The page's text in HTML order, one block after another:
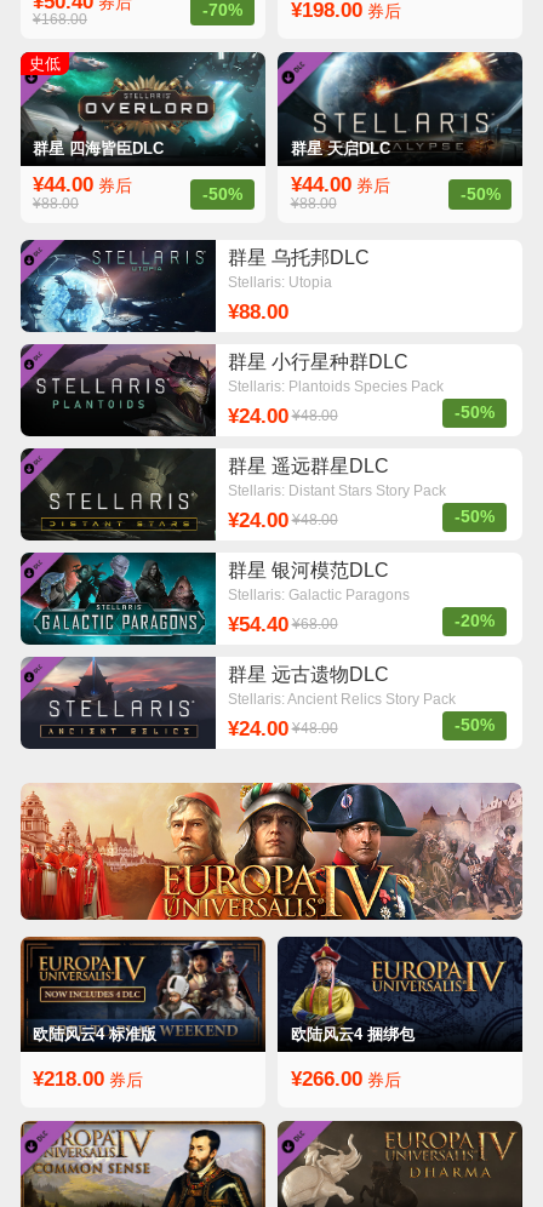
¥168.00 -70% ¥198.00券后
史低
群星 四海皆臣DLC
¥44.00券后
¥88.00 -50%
群星 天启DLC
¥44.00券后
¥88.00 -50%
群星 乌托邦DLC
Stellaris: Utopia
¥88.00
群星 小行星种群DLC
Stellaris: Plantoids Species Pack
¥24.00 ¥48.00 -50%
群星 遥远群星DLC
Stellaris: Distant Stars Story Pack
¥24.00 ¥48.00 -50%
群星 银河模范DLC
Stellaris: Galactic Paragons
¥54.40 ¥68.00 -20%
群星 远古遗物DLC
Stellaris: Ancient Relics Story Pack
¥24.00 ¥48.00 -50%
欧陆风云4 标准版
¥218.00券后
欧陆风云4 捆绑包
¥266.00券后